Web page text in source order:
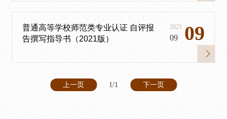
普通高等学校师范类专业认证 自评报
告撰写指导书（2021版）
2021
09 09
上一页 1/1 下一页